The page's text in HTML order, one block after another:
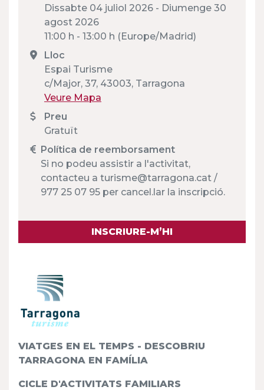
Dissabte 04 juliol 2026 - Diumenge 30
agost 2026
11:00 h - 13:00 h (Europe/Madrid)
Lloc
Espai Turisme
c/Major, 37, 43003, Tarragona
Veure Mapa
Preu
Gratuït
Política de reemborsament
Si no podeu assistir a l'activitat,
contacteu a turisme@tarragona.cat /
977 25 07 95 per cancel.lar la inscripció.
INSCRIURE-M’HI
VIATGES EN EL TEMPS - DESCOBRIU
TARRAGONA EN FAMÍLIA
CICLE D'ACTIVITATS FAMILIARS